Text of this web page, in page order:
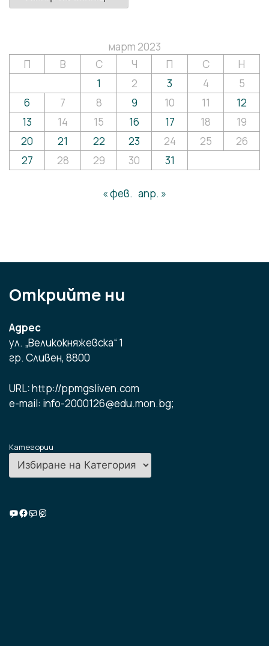
март 2023
П
В С Ч П С
Н
1
2 3 4
5
6
7 8 9 10 11
12
13
14 15 16 17 18
19
20
21 22 23 24 25
26
27
28 29 30 31
« фев. апр. »
Открийте ни
Адрес
ул. „Великокняжевска“ 1
гр. Сливен, 8800
URL: http://ppmgsliven.com
e-mail: info-2000126@edu.mon.bg;
Категории
Училищна ТВFacebook
Имейл
Instagram